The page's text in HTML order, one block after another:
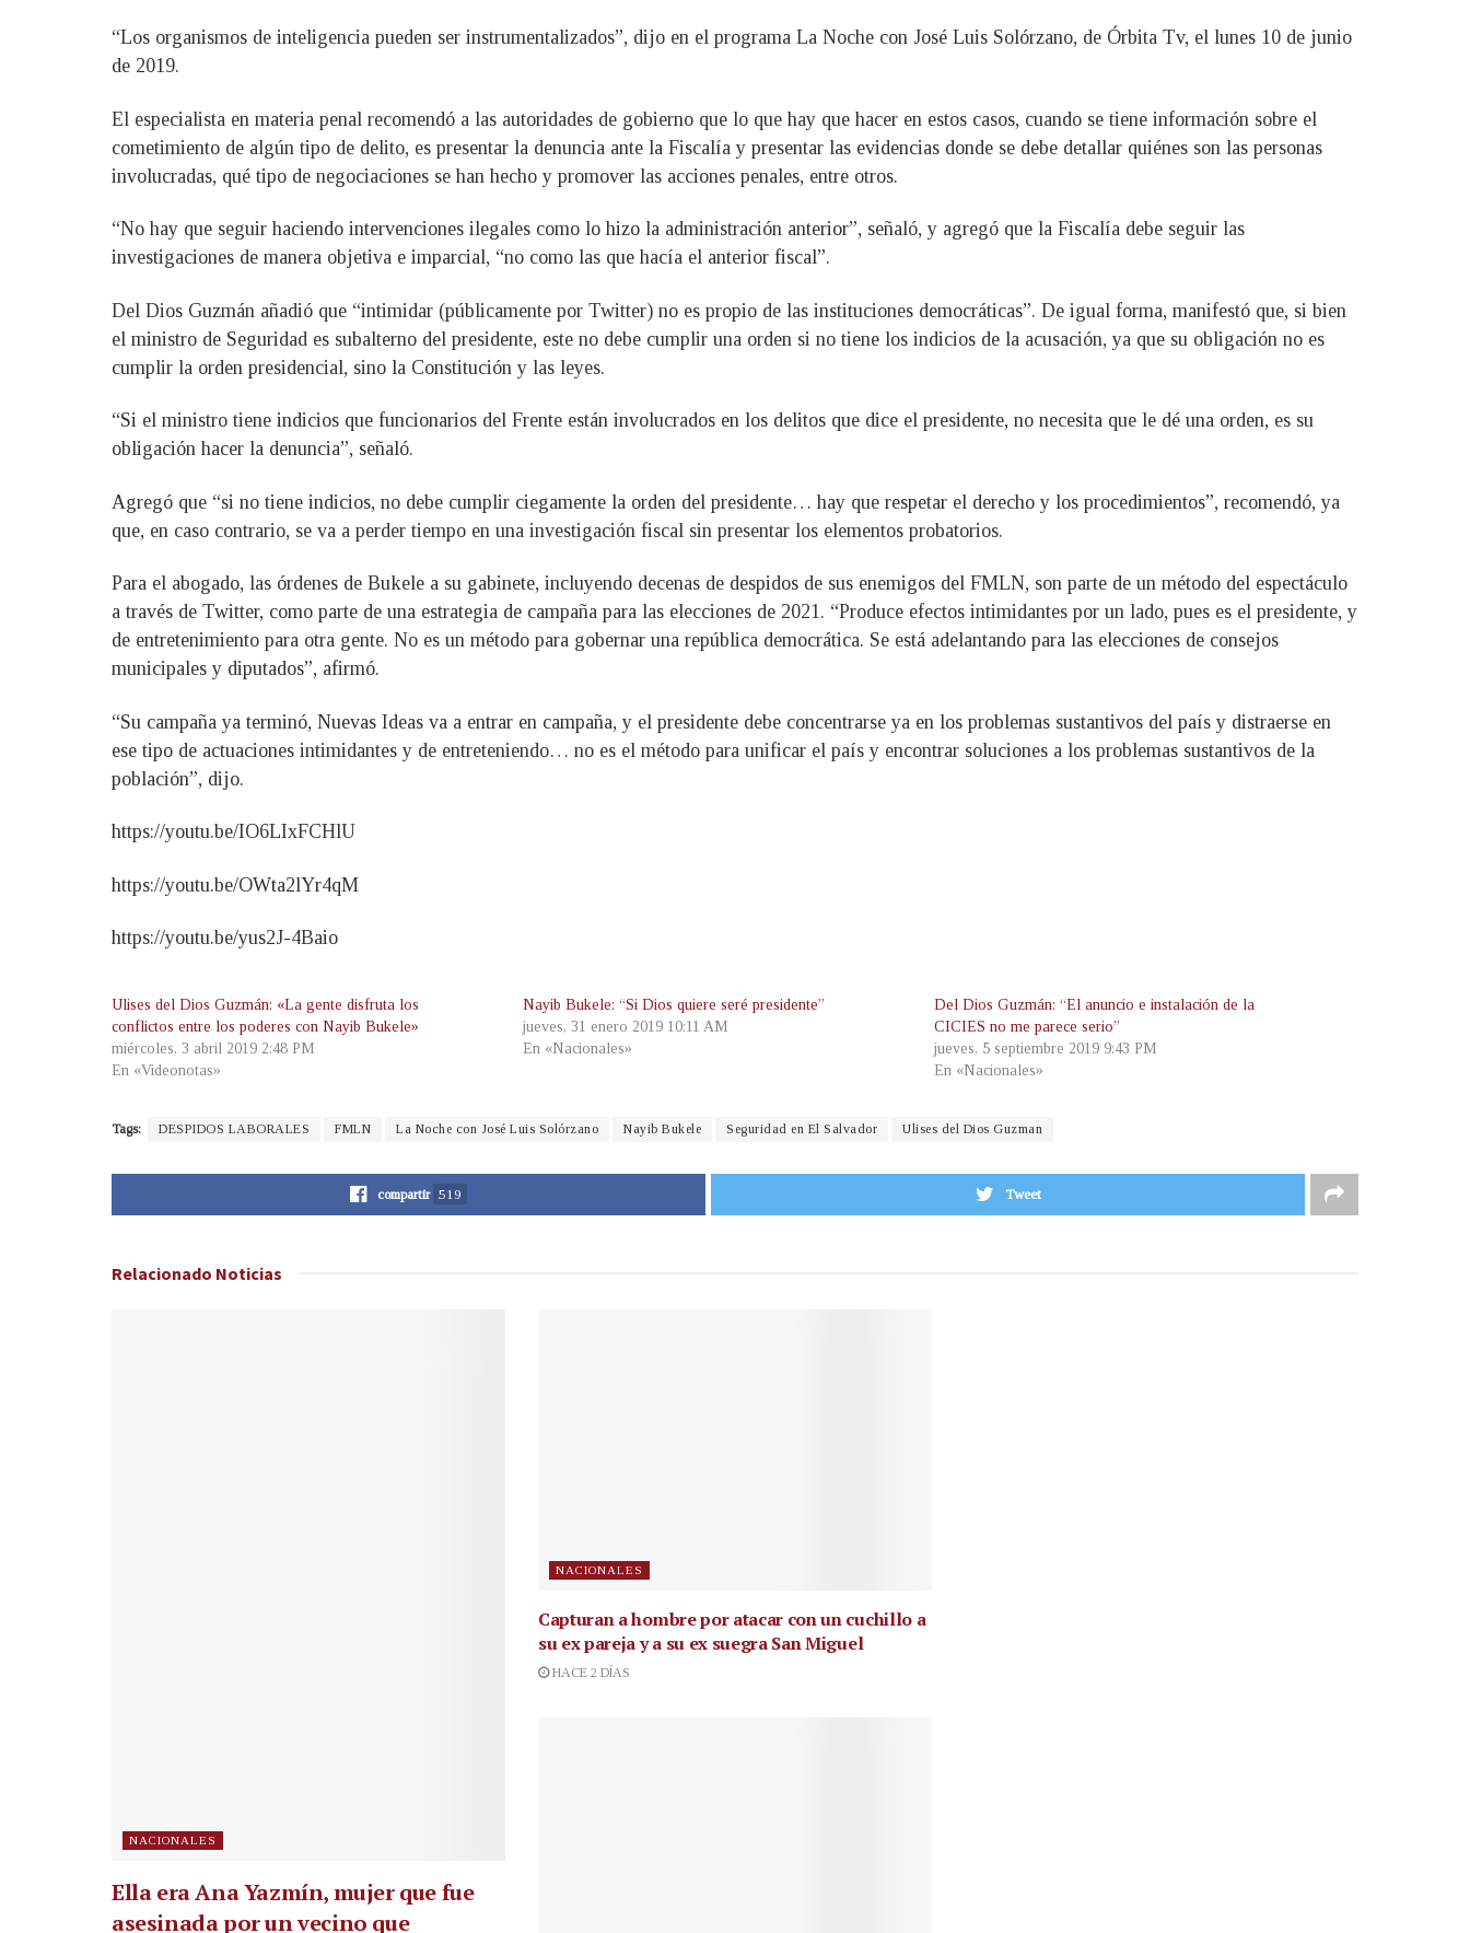
“Los organismos de inteligencia pueden ser instrumentalizados”, dijo en el programa La Noche con José Luis Solórzano, de Órbita Tv, el lunes 10 de junio
de 2019.
El especialista en materia penal recomendó a las autoridades de gobierno que lo que hay que hacer en estos casos, cuando se tiene información sobre el
cometimiento de algún tipo de delito, es presentar la denuncia ante la Fiscalía y presentar las evidencias donde se debe detallar quiénes son las personas
involucradas, qué tipo de negociaciones se han hecho y promover las acciones penales, entre otros.
“No hay que seguir haciendo intervenciones ilegales como lo hizo la administración anterior”, señaló, y agregó que la Fiscalía debe seguir las
investigaciones de manera objetiva e imparcial, “no como las que hacía el anterior fiscal”.
Del Dios Guzmán añadió que “intimidar (públicamente por Twitter) no es propio de las instituciones democráticas”. De igual forma, manifestó que, si bien
el ministro de Seguridad es subalterno del presidente, este no debe cumplir una orden si no tiene los indicios de la acusación, ya que su obligación no es
cumplir la orden presidencial, sino la Constitución y las leyes.
“Si el ministro tiene indicios que funcionarios del Frente están involucrados en los delitos que dice el presidente, no necesita que le dé una orden, es su
obligación hacer la denuncia”, señaló.
Agregó que “si no tiene indicios, no debe cumplir ciegamente la orden del presidente… hay que respetar el derecho y los procedimientos”, recomendó, ya
que, en caso contrario, se va a perder tiempo en una investigación fiscal sin presentar los elementos probatorios.
Para el abogado, las órdenes de Bukele a su gabinete, incluyendo decenas de despidos de sus enemigos del FMLN, son parte de un método del espectáculo
a través de Twitter, como parte de una estrategia de campaña para las elecciones de 2021. “Produce efectos intimidantes por un lado, pues es el presidente, y
de entretenimiento para otra gente. No es un método para gobernar una república democrática. Se está adelantando para las elecciones de consejos
municipales y diputados”, afirmó.
“Su campaña ya terminó, Nuevas Ideas va a entrar en campaña, y el presidente debe concentrarse ya en los problemas sustantivos del país y distraerse en
ese tipo de actuaciones intimidantes y de entreteniendo… no es el método para unificar el país y encontrar soluciones a los problemas sustantivos de la
población”, dijo.
https://youtu.be/IO6LIxFCHlU
https://youtu.be/OWta2lYr4qM
https://youtu.be/yus2J-4Baio
Ulises del Dios Guzmán: «La gente disfruta los
conflictos entre los poderes con Nayib Bukele»
miércoles, 3 abril 2019 2:48 PM
En «Videonotas»
Nayib Bukele: “Si Dios quiere seré presidente”
jueves, 31 enero 2019 10:11 AM
En «Nacionales»
Del Dios Guzmán: “El anuncio e instalación de la
CICIES no me parece serio”
jueves, 5 septiembre 2019 9:43 PM
En «Nacionales»
Tags: DESPIDOS LABORALES FMLN La Noche con José Luis Solórzano Nayib Bukele Seguridad en El Salvador Ulises del Dios Guzman
compartir 519 Tweet
Relacionado Noticias
NACIONALES
Ella era Ana Yazmín, mujer que fue
asesinada por un vecino que
NACIONALES
Capturan a hombre por atacar con un cuchillo a
su ex pareja y a su ex suegra San Miguel
HACE 2 DÍAS